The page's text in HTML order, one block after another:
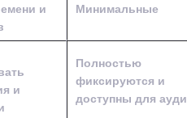
и
Минимальные
и
Полностью
фиксируются и
доступны для